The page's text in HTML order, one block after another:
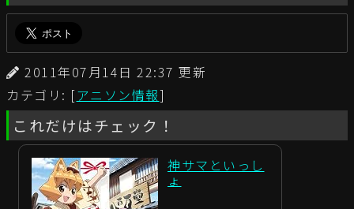
2011年07月14日 22:37 更新
カテゴリ: [アニソン情報]
これだけはチェック！
神サマといっし
ょ